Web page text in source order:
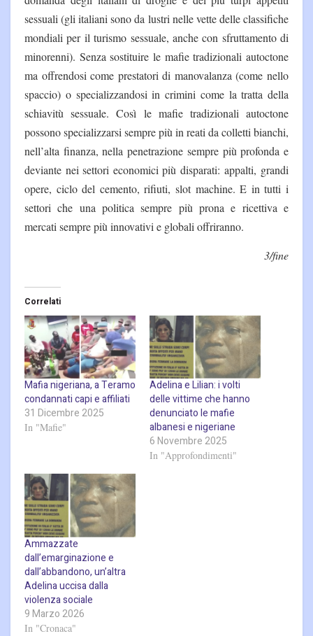
sessuali (gli italiani sono da lustri nelle vette delle classifiche
mondiali per il turismo sessuale, anche con sfruttamento di
minorenni). Senza sostituire le mafie tradizionali autoctone
ma offrendosi come prestatori di manovalanza (come nello
spaccio) o specializzandosi in crimini come la tratta della
schiavitù sessuale. Così le mafie tradizionali autoctone
possono specializzarsi sempre più in reati da colletti bianchi,
nell’alta finanza, nella penetrazione sempre più profonda e
deviante nei settori economici più disparati: appalti, grandi
opere, ciclo del cemento, rifiuti, slot machine. E in tutti i
settori che una politica sempre più prona e ricettiva e
mercati sempre più innovativi e globali offriranno.
3/fine
Correlati
Mafia nigeriana, a Teramo
condannati capi e affiliati
31 Dicembre 2025
In "Mafie"
Adelina e Lilian: i volti
delle vittime che hanno
denunciato le mafie
albanesi e nigeriane
6 Novembre 2025
In "Approfondimenti"
Ammazzate
dall’emarginazione e
dall’abbandono, un’altra
Adelina uccisa dalla
violenza sociale
9 Marzo 2026
In "Cronaca"